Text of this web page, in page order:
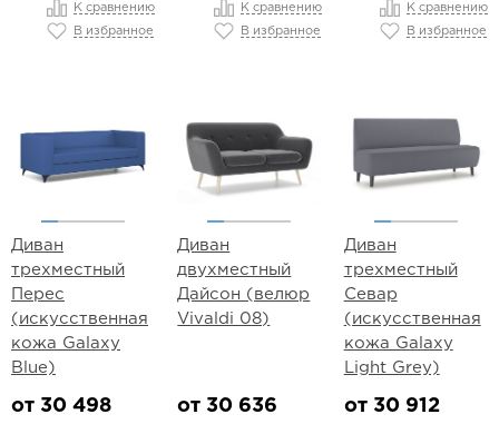
К сравнению
В избранное
К сравнению
В избранное
К сравнению
В избранное
Диван
трехместный
Перес
(искусственная
кожа Galaxy
Blue)
от 30 498
Диван
двухместный
Дайсон (велюр
Vivaldi 08)
от 30 636
Диван
трехместный
Севар
(искусственная
кожа Galaxy
Light Grey)
от 30 912